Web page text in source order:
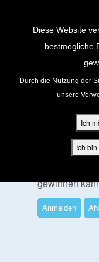
Diese Website
bestmögliche
Durch die Nutzung der
unsere
Ich
Ich
Um
Melde dich
du die
gewinnen
Anmelden